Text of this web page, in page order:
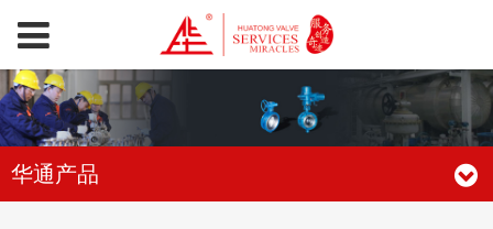
华通产品